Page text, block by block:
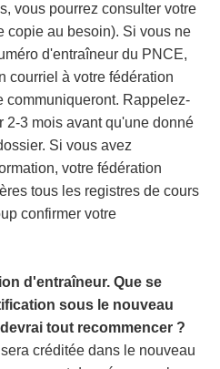
vous pourrez consulter votre
copie au besoin). Si vous ne
d'entraîneur du PNCE,
courriel à votre fédération
communiqueront. Rappelez-
2-3 mois avant qu'une donné
Si vous avez
votre fédération
tous les registres de cours
confirmer votre
d'entraîneur. Que se
sous le nouveau
tout recommencer ?
créditée dans le nouveau